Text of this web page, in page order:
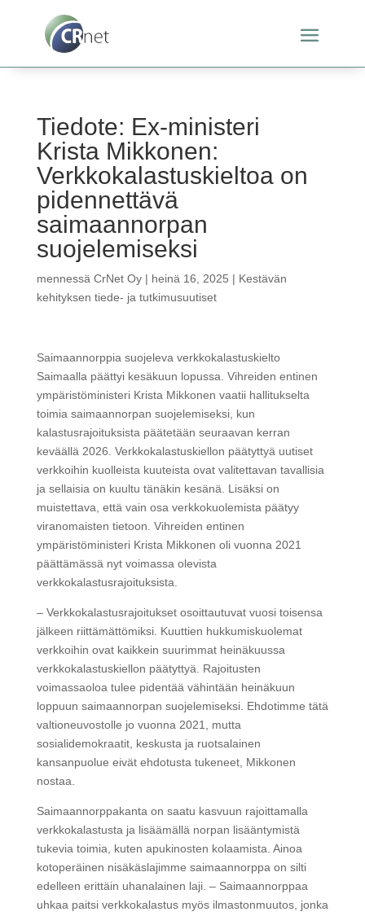
Tiedote: Ex-ministeri
Krista Mikkonen:
Verkkokalastuskieltoa on
pidennettävä
saimaannorpan
suojelemiseksi
mennessä CrNet Oy| heinä 16, 2025 | Kestävän
kehityksen tiede- ja tutkimusuutiset
Saimaannorppia suojeleva verkkokalastuskielto
Saimaalla päättyi kesäkuun lopussa. Vihreiden entinen
ympäristöministeri Krista Mikkonen vaatii hallitukselta
toimia saimaannorpan suojelemiseksi, kun
kalastusrajoituksista päätetään seuraavan kerran
keväällä 2026. Verkkokalastuskiellon päätyttyä uutiset
verkkoihin kuolleista kuuteista ovat valitettavan tavallisia
ja sellaisia on kuultu tänäkin kesänä. Lisäksi on
muistettava, että vain osa verkkokuolemista päätyy
viranomaisten tietoon. Vihreiden entinen
ympäristöministeri Krista Mikkonen oli vuonna 2021
päättämässä nyt voimassa olevista
verkkokalastusrajoituksista.
– Verkkokalastusrajoitukset osoittautuvat vuosi toisensa
jälkeen riittämättömiksi. Kuuttien hukkumiskuolemat
verkkoihin ovat kaikkein suurimmat heinäkuussa
verkkokalastuskiellon päätyttyä. Rajoitusten
voimassaoloa tulee pidentää vähintään heinäkuun
loppuun saimaannorpan suojelemiseksi. Ehdotimme tätä
valtioneuvostolle jo vuonna 2021, mutta
sosialidemokraatit, keskusta ja ruotsalainen
kansanpuolue eivät ehdotusta tukeneet, Mikkonen
nostaa.
Saimaannorppakanta on saatu kasvuun rajoittamalla
verkkokalastusta ja lisäämällä norpan lisääntymistä
tukevia toimia, kuten apukinosten kolaamista. Ainoa
kotoperäinen nisäkäslajimme saimaannorppa on silti
edelleen erittäin uhanalainen laji. – Saimaannorppaa
uhkaa paitsi verkkokalastus myös ilmastonmuutos, jonka